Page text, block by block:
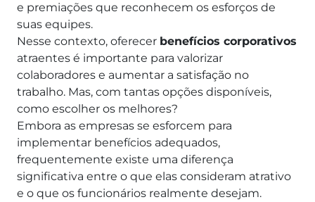
e premiações que reconhecem os esforços de
suas equipes.
Nesse contexto, oferecer benefícios corporativos
atraentes é importante para valorizar
colaboradores e aumentar a satisfação no
trabalho. Mas, com tantas opções disponíveis,
como escolher os melhores?
Embora as empresas se esforcem para
implementar benefícios adequados,
frequentemente existe uma diferença
significativa entre o que elas consideram atrativo
e o que os funcionários realmente desejam.